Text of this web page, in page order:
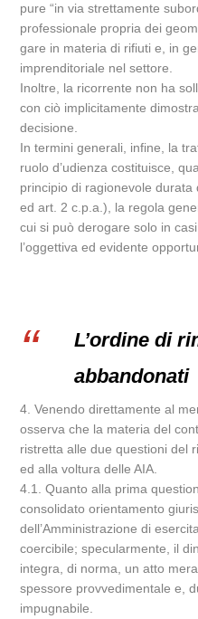
pure “in via strettamente
professionale propria dei
gare in materia di rifiuti e, in
imprenditoriale nel settore.
Inoltre, la ricorrente non ha
con ciò implicitamente
decisione.
In termini generali, infine, la
ruolo d’udienza costituisce,
principio di ragionevole durata
ed art. 2 c.p.a.), la regola
cui si può derogare solo in
l’oggettiva ed evidente
L’ordine di
abbandonati
4. Venendo direttamente al
osserva che la materia del
ristretta alle due questioni del
ed alla voltura delle AIA.
4.1. Quanto alla prima
consolidato orientamento
dell’Amministrazione di
coercibile; specularmente, il
integra, di norma, un atto
spessore provvedimentale e,
impugnabile.